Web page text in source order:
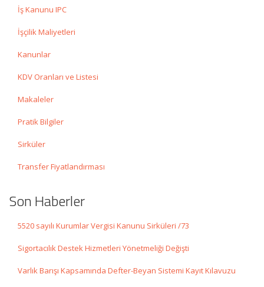
İş Kanunu IPC
İşçilik Maliyetleri
Kanunlar
KDV Oranları ve Listesi
Makaleler
Pratik Bilgiler
Sirküler
Transfer Fiyatlandırması
Son Haberler
5520 sayılı Kurumlar Vergisi Kanunu Sirküleri /73
Sigortacılık Destek Hizmetleri Yönetmeliği Değişti
Varlık Barışı Kapsamında Defter-Beyan Sistemi Kayıt Kılavuzu